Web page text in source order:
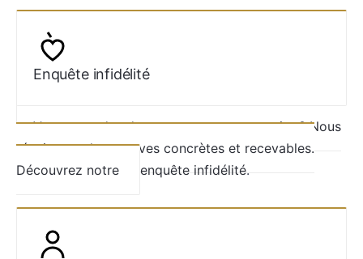
Enquête infidélité
Vous avez des doutes sur votre partenaire ? Nous
réunissons des preuves concrètes et recevables.
Découvrez notre
enquête infidélité.